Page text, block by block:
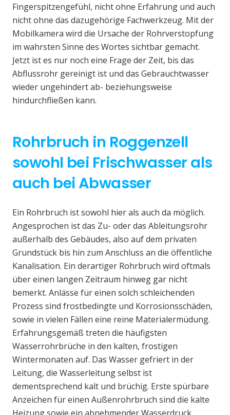
Fingerspitzengefühl, nicht ohne Erfahrung und auch
nicht ohne das dazugehörige Fachwerkzeug. Mit der
Mobilkamera wird die Ursache der Rohrverstopfung
im wahrsten Sinne des Wortes sichtbar gemacht.
Jetzt ist es nur noch eine Frage der Zeit, bis das
Abflussrohr gereinigt ist und das Gebrauchtwasser
wieder ungehindert ab- beziehungsweise
hindurchfließen kann.
Rohrbruch in Roggenzell
sowohl bei Frischwasser als
auch bei Abwasser
Ein Rohrbruch ist sowohl hier als auch da möglich.
Angesprochen ist das Zu- oder das Ableitungsrohr
außerhalb des Gebäudes, also auf dem privaten
Grundstück bis hin zum Anschluss an die öffentliche
Kanalisation. Ein derartiger Rohrbruch wird oftmals
über einen langen Zeitraum hinweg gar nicht
bemerkt. Anlässe für einen solch schleichenden
Prozess sind frostbedingte und Korrosionsschäden,
sowie in vielen Fällen eine reine Materialermüdung.
Erfahrungsgemäß treten die häufigsten
Wasserrohrbrüche in den kalten, frostigen
Wintermonaten auf. Das Wasser gefriert in der
Leitung, die Wasserleitung selbst ist
dementsprechend kalt und brüchig. Erste spürbare
Anzeichen für einen Außenrohrbruch sind die kalte